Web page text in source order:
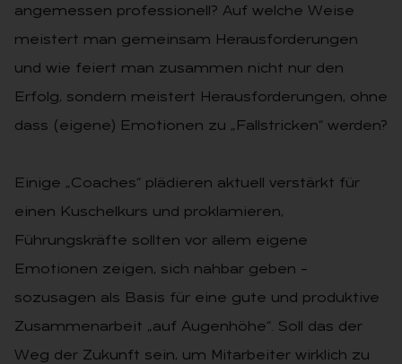
angemessen professionell? Auf welche Weise
meistert man gemeinsam Herausforderungen
und wie feiert man zusammen nicht nur den
Erfolg, sondern meistert Herausforderungen, ohne
dass (eigene) Emotionen zu „Fallstricken“ werden?
Einige „Coaches“ plädieren aktuell verstärkt für
einen Kuschelkurs und proklamieren,
Führungskräfte sollten vor allem eigene
Emotionen zeigen, sich nahbar geben –
sozusagen als Basis für eine gute und produktive
Zusammenarbeit „auf Augenhöhe“. Soll das der
Weg der Zukunft sein, um Mitarbeiter wirklich zu